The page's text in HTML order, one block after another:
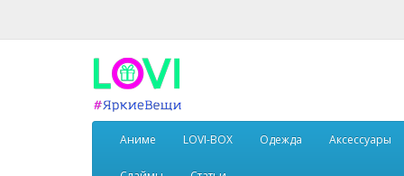
Аниме LOVI-BOX Одежда Аксессуары